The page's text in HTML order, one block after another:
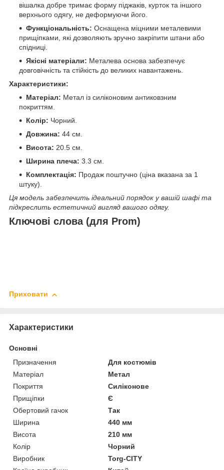
вішалка добре тримає форму піджаків, курток та іншого
верхнього одягу, не деформуючи його.
Функціональність: Оснащена міцними металевими
прищіпками, які дозволяють зручно закріпити штани або
спідниці.
Якісні матеріали: Металева основа забезпечує
довговічність та стійкість до великих навантажень.
Характеристики:
Матеріал: Метал із силіконовим антиковзним
покриттям.
Колір: Чорний.
Довжина: 44 см.
Висота: 20.5 см.
Ширина плеча: 3.3 см.
Комплектація: Продаж поштучно (ціна вказана за 1
штуку).
Ця модель забезпечить ідеальний порядок у вашій шафі та
підкреслить естетичний вигляд вашого одягу.
Ключові слова (для Prom)
Приховати
Характеристики
Основні
Призначення
Для костюмів
Матеріал
Метал
Покриття
Силіконове
Прищіпки
Є
Обертовий гачок
Так
Ширина
440 мм
Висота
210 мм
Колір
Чорний
Виробник
Torg-CITY